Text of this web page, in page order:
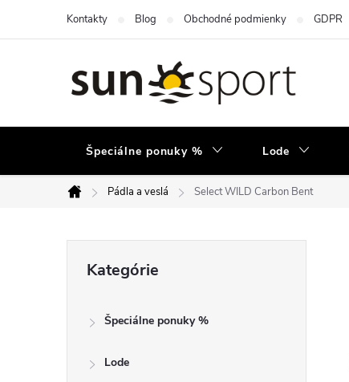
Kontakty Blog Obchodné podmienky GDPR
Špeciálne ponuky % Lode
Domov
Pádla a veslá Select WILD Carbon Bent
kategórie
Kategórie
Špeciálne ponuky %
Lode